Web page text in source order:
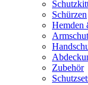
Schürzen
Hemden
Zubehör